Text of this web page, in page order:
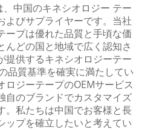
中国のキネシオロジー テー
よびサプライヤーです。当社
ープは優れた品質と手頃な価
んどの国と地域で広く認知さ
提供するキネシオロジーテー
品質基準を確実に満たしてい
ロジーテープのOEMサービス
自のブランドでカスタマイズ
。私たちは中国でお客様と長
ップを確立したいと考えてい